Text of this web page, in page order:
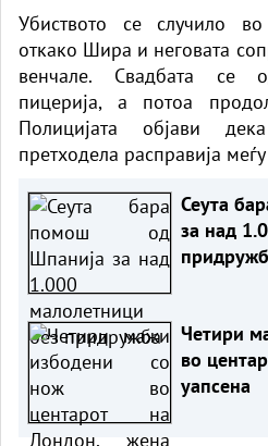
Убиството се случило
откако Шира и неговата
венчале. Свадбата се
пицерија, а потоа
Полицијата објави
претходела расправија
Сеута
за над
Четири
во
уапсена